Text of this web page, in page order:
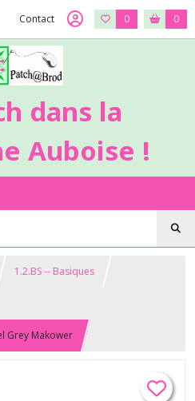
Contact 0 0
dans la
Auboise !
1.2.BS -- Basiques
Grey Makower